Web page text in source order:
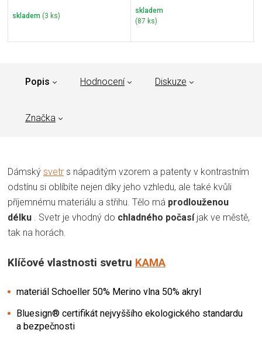
skladem (3 ks)
skladem
(87 ks)
Popis Hodnocení Diskuze
Značka
Dámský svetr s nápaditým vzorem a patenty v kontrastním
odstínu si oblíbíte nejen díky jeho vzhledu, ale také kvůli
příjemnému materiálu a střihu. Tělo má prodlouženou
délku . Svetr je vhodný do chladného počasíjak ve městě,
tak na horách.
Klíčové vlastnosti svetru KAMA
materiál Schoeller 50% Merino vlna 50% akryl
Bluesign® certifikát nejvyššího ekologického standardu
a bezpečnosti